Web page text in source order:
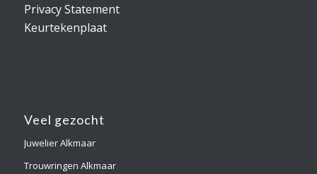
Privacy Statement
Keurtekenplaat
Veel gezocht
Juwelier Alkmaar
Trouwringen Alkmaar